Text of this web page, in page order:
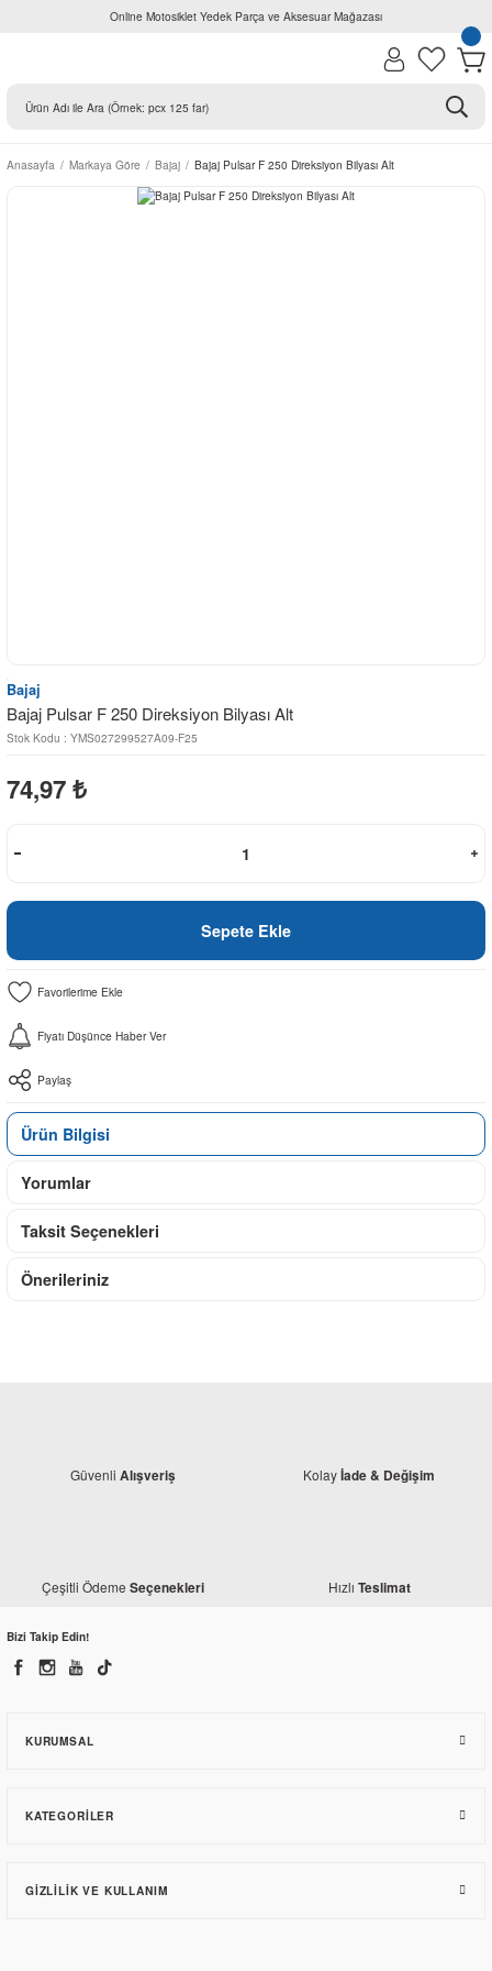
Online Motosiklet Yedek Parça ve Aksesuar Mağazası
Anasayfa Markaya Göre Bajaj Bajaj Pulsar F 250 Direksiyon Bilyası Alt
Bajaj
Bajaj Pulsar F 250 Direksiyon Bilyası Alt
Stok Kodu : YMS027299527A09-F25
74,97 ₺
Sepete Ekle
Fiyatı Düşünce Haber Ver
Paylaş
Ürün Bilgisi
Yorumlar
Taksit Seçenekleri
Önerileriniz
Güvenli Alışveriş Kolayİade & Değişim
Çeşitli Ödeme Seçenekleri Hızlı Teslimat
Bizi Takip Edin!
KURUMSAL
KATEGORILER
GIZLILIK VE KULLANIM